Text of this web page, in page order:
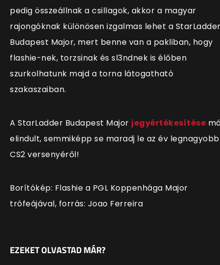
pedig összeállnak a csillagok, akkor a magyar
rajongóknak különösen izgalmas lehet a
Budapest Major, mert benne van a pakliban, hogy
flashie-nek, torzsinak és sl3ndnek is élőben
szurkolhatunk majd a torna látogatható
szakaszaiban.
A StarLadder Budapest Major jegyértékesítése
elindult, semmiképp se maradj le az év legnagyobb
CS2 versenyéről!
Borítókép: Flashie a PGL Koppenhága Major
trófeájával, forrás: Joao Ferreira
EZEKET OLVASTAD MÁR?